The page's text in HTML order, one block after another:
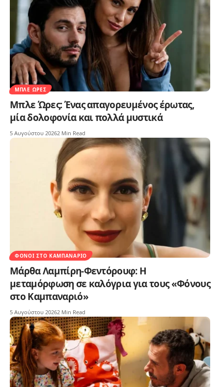
ΜΠΛΕ ΏΡΕΣ
Μπλε Ώρες: Ένας απαγορευμένος έρωτας,
μία δολοφονία και πολλά μυστικά
5 Αυγούστου 20262 Min Read
ΦΌΝΟΙ ΣΤΟ ΚΑΜΠΑΝΑΡΙΌ
Μάρθα Λαμπίρη-Φεντόρουφ: Η
μεταμόρφωση σε καλόγρια για τους «Φόνους
στο Καμπαναριό»
5 Αυγούστου 20262 Min Read